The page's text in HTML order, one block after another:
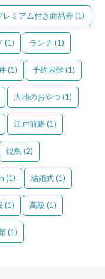
レミアム付き商品券(1)
(1) ランチ (1)
(1) 予約困難(1)
大地のおやつ (1)
江戸前鮨(1)
焼鳥 (2)
(1) 結婚式(1)
(1) 高級 (1)
(1)